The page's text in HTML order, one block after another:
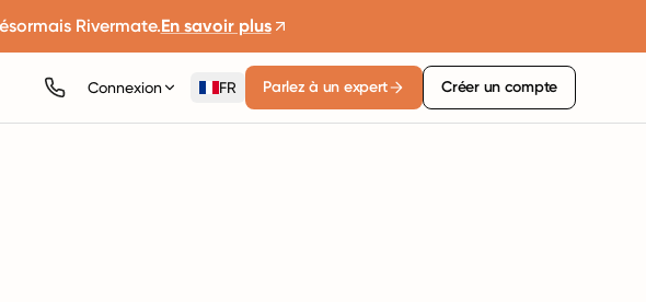
Rivermate.En savoir plus
Connexion FR Parlez à un expert Créer un compte